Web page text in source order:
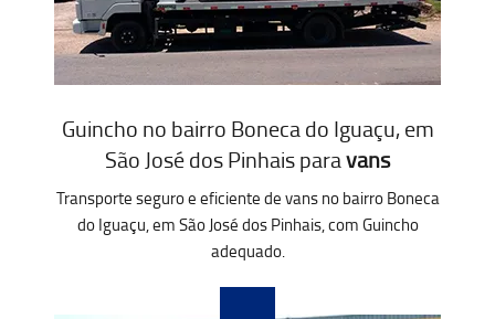
Guincho no bairro Boneca do Iguaçu, em
São José dos Pinhais paravans
Transporte seguro e eficiente de vans no bairro Boneca
do Iguaçu, em São José dos Pinhais, com Guincho
adequado.